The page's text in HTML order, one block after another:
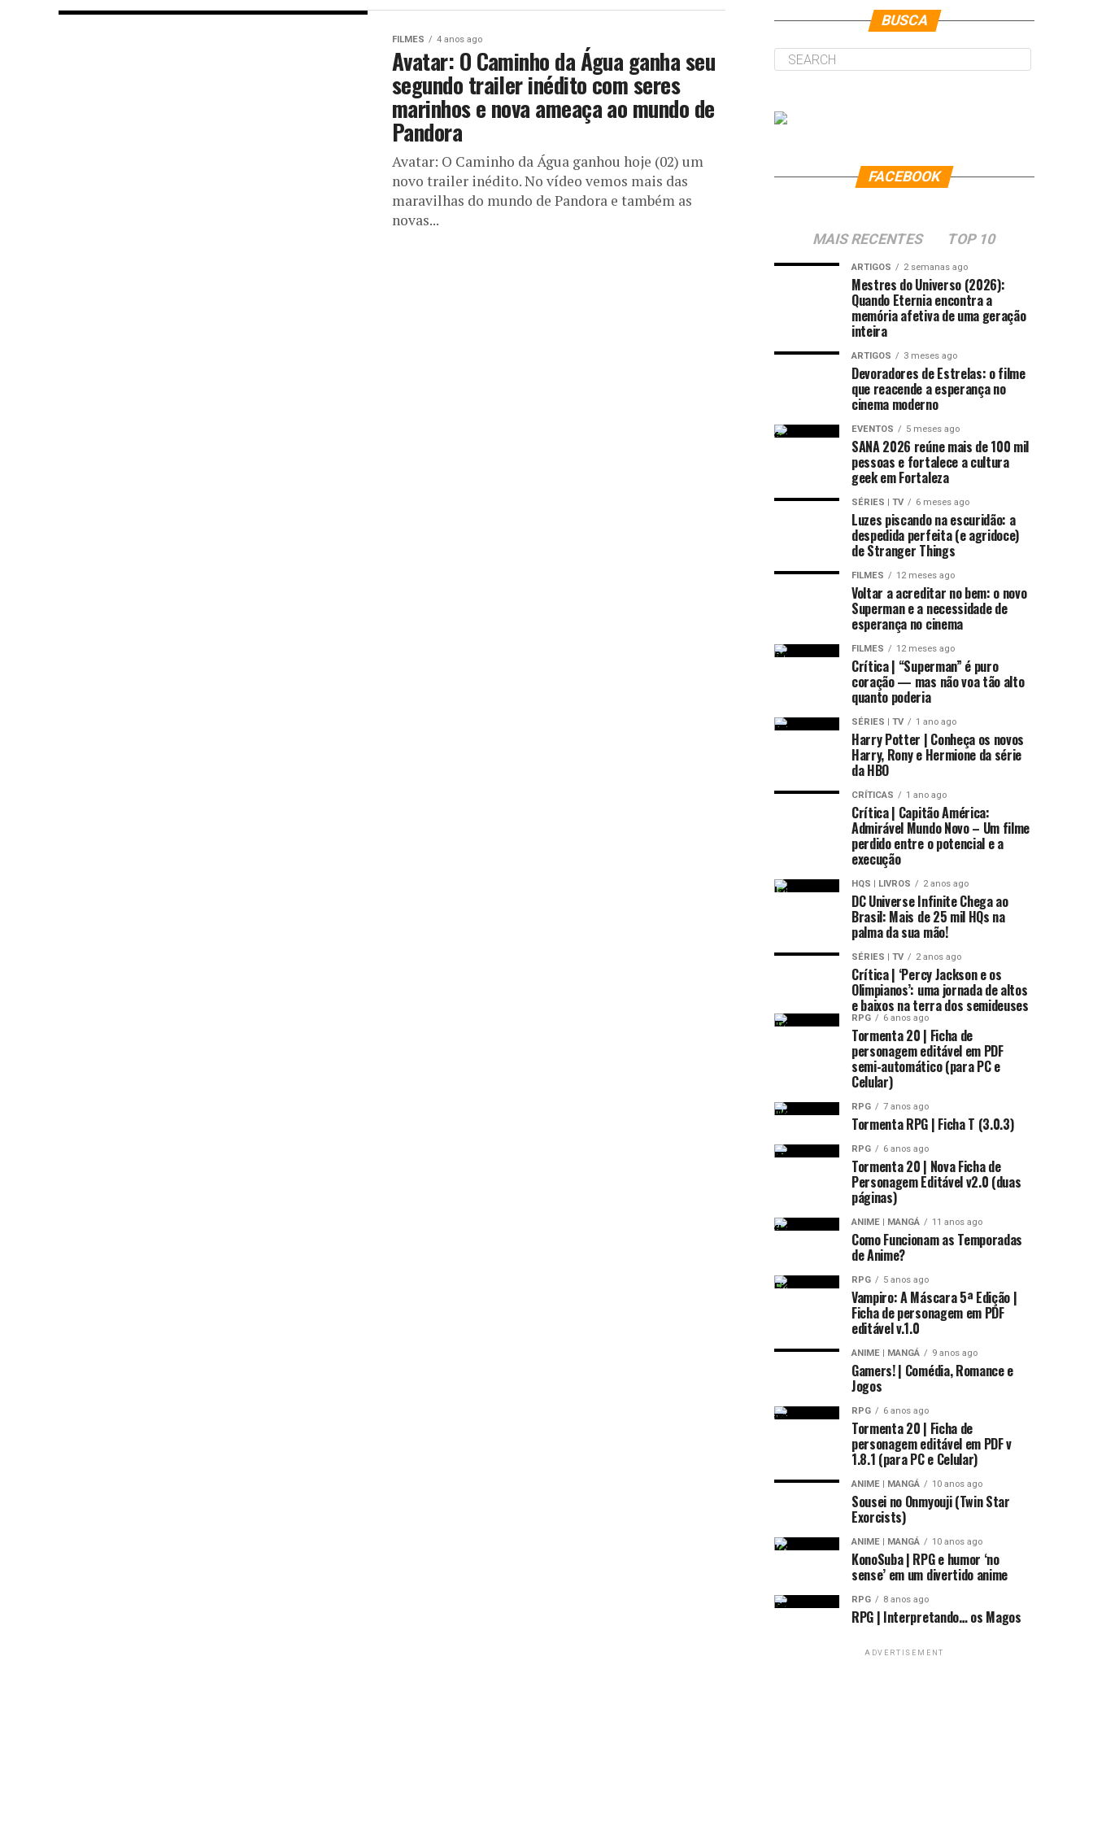
FILMES 4 anos ago
Avatar: O Caminho da Água ganha seu
segundo trailer inédito com seres
marinhos e nova ameaça ao mundo de
Pandora
Avatar: O Caminho da Água ganhou hoje (02) um
novo trailer inédito. No vídeo vemos mais das
maravilhas do mundo de Pandora e também as
novas...
BUSCA
FACEBOOK
MAIS RECENTES TOP 10
ARTIGOS 2 semanas ago
Mestres do Universo (2026):
Quando Eternia encontra a
memória afetiva de uma geração
inteira
ARTIGOS 3 meses ago
Devoradores de Estrelas: o filme
que reacende a esperança no
cinema moderno
EVENTOS 5 meses ago
SANA 2026 reúne mais de 100 mil
pessoas e fortalece a cultura
geek em Fortaleza
SÉRIES | TV 6 meses ago
Luzes piscando na escuridão: a
despedida perfeita (e agridoce)
de Stranger Things
FILMES 12 meses ago
Voltar a acreditar no bem: o novo
Superman e a necessidade de
esperança no cinema
FILMES 12 meses ago
Crítica | “Superman” é puro
coração — mas não voa tão alto
quanto poderia
SÉRIES | TV 1 ano ago
Harry Potter | Conheça os novos
Harry, Rony e Hermione da série
da HBO
CRÍTICAS 1 ano ago
Crítica | Capitão América:
Admirável Mundo Novo – Um filme
perdido entre o potencial e a
execução
HQS | LIVROS 2 anos ago
DC Universe Infinite Chega ao
Brasil: Mais de 25 mil HQs na
palma da sua mão!
SÉRIES | TV 2 anos ago
Crítica | ‘Percy Jackson e os
Olimpianos’: uma jornada de altos
e baixos na terra dos semideuses
RPG 6 anos ago
Tormenta 20 | Ficha de
personagem editável em PDF
semi-automático (para PC e
Celular)
RPG 7 anos ago
Tormenta RPG | Ficha T (3.0.3)
RPG 6 anos ago
Tormenta 20 | Nova Ficha de
Personagem Editável v2.0 (duas
páginas)
ANIME | MANGÁ 11 anos ago
Como Funcionam as Temporadas
de Anime?
RPG 5 anos ago
Vampiro: A Máscara 5ª Edição |
Ficha de personagem em PDF
editável v.1.0
ANIME | MANGÁ 9 anos ago
Gamers! | Comédia, Romance e
Jogos
RPG 6 anos ago
Tormenta 20 | Ficha de
personagem editável em PDF v
1.8.1 (para PC e Celular)
ANIME | MANGÁ 10 anos ago
Sousei no Onmyouji (Twin Star
Exorcists)
ANIME | MANGÁ 10 anos ago
KonoSuba | RPG e humor ‘no
sense’ em um divertido anime
RPG 8 anos ago
RPG | Interpretando… os Magos
ADVERTISEMENT